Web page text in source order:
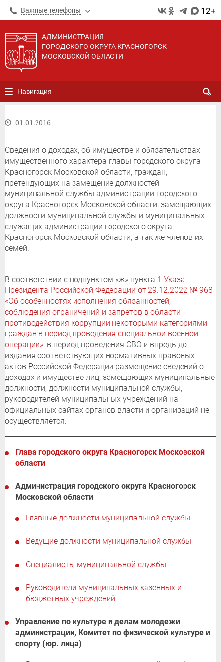
Важные телефоны 12+
АДМИНИСТРАЦИЯ
ГОРОДСКОГО ОКРУГА КРАСНОГОРСК
МОСКОВСКОЙ ОБЛАСТИ
Навигация
01.01.2016
Сведения о доходах, об имуществе и обязательствах
имущественного характера главы городского округа
Красногорск Московской области, граждан,
претендующих на замещение должностей
муниципальной службы администрации городского
округа Красногорск Московской области, замещающих
должности муниципальной службы и муниципальных
служащих администрации городского округа
Красногорск Московской области, а так же членов их
семей.
В соответствии с подпунктом «ж» пункта 1 Указа
Президента Российской Федерации от 29.12.2022 № 968
«Об особенностях исполнения обязанностей,
соблюдения ограничений и запретов в области
противодействия коррупции некоторыми категориями
граждан в период проведения специальной военной
операции», в период проведения СВО и впредь до
издания соответствующих нормативных правовых
актов Российской Федерации размещение сведений о
доходах и имуществе лиц, замещающих муниципальные
должности, должности муниципальной службы,
руководителей муниципальных учреждений на
официальных сайтах органов власти и организаций не
осуществляется.
Глава городского округа Красногорск Московской
области
Администрация городского округа Красногорск
Московской области
Главные должности муниципальной службы
Ведущие должности муниципальной службы
Специалисты муниципальной службы
Руководители муниципальных казенных и
бюджетных учреждений
Управление по культуре и делам молодежи
администрации, Комитет по физической культуре и
спорту (юр. лица)